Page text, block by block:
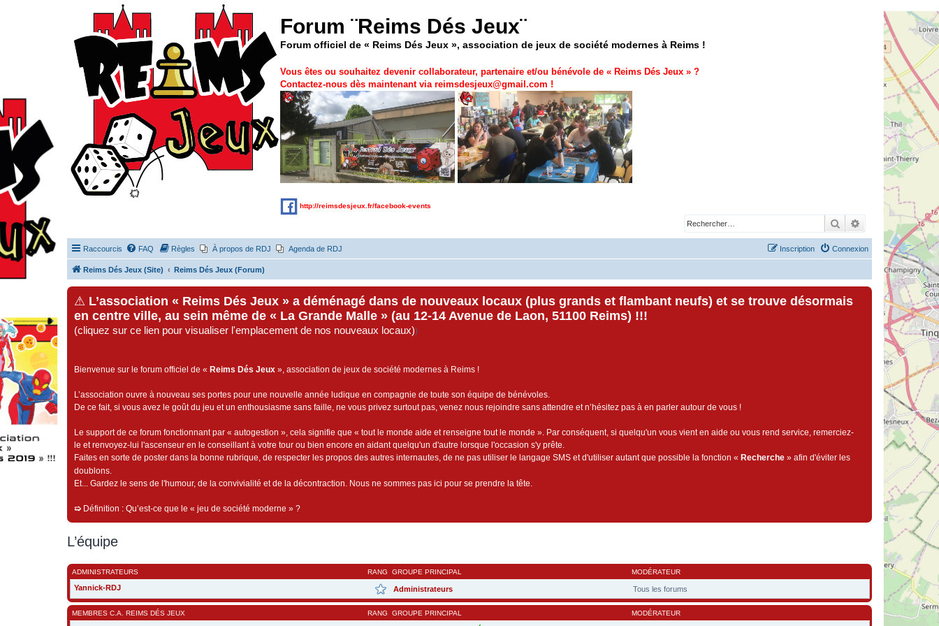
Forum ¨Reims Dés Jeux¨
Forum officiel de « Reims Dés Jeux », association de jeux de société modernes à Reims !
Vous êtes ou souhaitez devenir collaborateur, partenaire et/ou bénévole de « Reims Dés Jeux » ?
Contactez-nous dès maintenant via reimsdesjeux@gmail.com !
http://reimsdesjeux.fr/facebook-events
RechercherRecherche
Raccourcis FAQ Règles À propos de RDJ Agenda de RDJ Connexion
Inscription
Reims Dés Jeux (Site) Reims Dés Jeux (Forum)
⚠ L’association « Reims Dés Jeux » a déménagé dans de nouveaux locaux (plus grands et flambant neufs) et se trouve désormais
en centre ville, au sein même de « La Grande Malle » (au 12-14 Avenue de Laon, 51100 Reims) !!!
(cliquez sur ce lien pour visualiser l'emplacement de nos nouveaux locaux))
Bienvenue sur le forum officiel de « Reims Dés Jeux », association de jeux de société modernes à Reims !
L’association ouvre à nouveau ses portes pour une nouvelle année ludique en compagnie de toute son équipe de bénévoles.
De ce fait, si vous avez le goût du jeu et un enthousiasme sans faille, ne vous privez surtout pas, venez nous rejoindre sans attendre et n’hésitez pas à en parler autour de vous !
Le support de ce forum fonctionnant par « autogestion », cela signifie que « tout le monde aide et renseigne tout le monde ». Par conséquent, si quelqu'un vous vient en aide ou vous rend service, remerciez-
le et renvoyez-lui l'ascenseur en le conseillant à votre tour ou bien encore en aidant quelqu'un d'autre lorsque l'occasion s'y prête.
Faites en sorte de poster dans la bonne rubrique, de respecter les propos des autres internautes, de ne pas utiliser le langage SMS et d'utiliser autant que possible la fonction « Recherche » afin d'éviter les
doublons.
Et... Gardez le sens de l'humour, de la convivialité et de la décontraction. Nous ne sommes pas ici pour se prendre la tête.
➯ Définition : Qu’est-ce que le « jeu de société moderne » ?
L’équipe
RANG
ADMINISTRATEURS GROUPE PRINCIPAL MODÉRATEUR
Yannick-RDJ Administrateurs Tous les forums
RANG
MEMBRES C.A. REIMS DÉS JEUX GROUPE PRINCIPAL MODÉRATEUR